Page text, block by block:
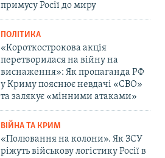
примусу Росії до миру
ПОЛІТИКА
«Короткострокова акція
перетворилася на війну на
виснаження»: Як пропаганда РФ
у Криму пояснює невдачі «СВО»
та залякує «мінними атаками»
ВІЙНА ТА КРИМ
«Полювання на колони». Як ЗСУ
ріжуть військову логістику Росії в